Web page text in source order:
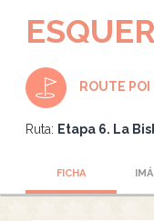
ROUTE POI
Ruta: Etapa 6. La
FICHA